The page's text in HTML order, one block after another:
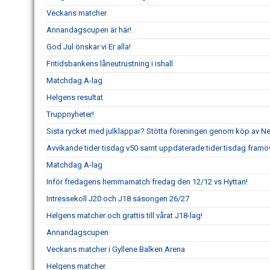
Veckans matcher
Annandagscupen är här!
God Jul önskar vi Er alla!
Fritidsbankens låneutrustning i ishall
Matchdag A-lag
Helgens resultat
Truppnyheter!
Sista rycket med julklappar? Stötta föreningen genom köp av
Avvikande tider tisdag v50 samt uppdaterade tider tisdag
Matchdag A-lag
Inför fredagens hemmamatch fredag den 12/12 vs Hyttan!
Intressekoll J20 och J18 säsongen 26/27
Helgens matcher och grattis till vårat J18-lag!
Annandagscupen
Veckans matcher i Gyllene Balken Arena
Helgens matcher